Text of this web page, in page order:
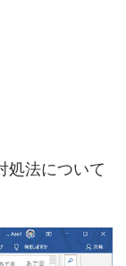
処法について